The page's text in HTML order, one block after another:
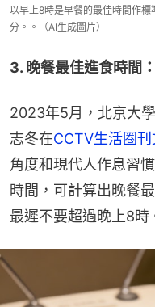
以早上8時是早餐的最佳時間作
分。。（AI生成圖片）
3. 晚餐最佳進食時間
2023年5月，北京大
志冬在CCTV生活圈刊
角度和現代人作息習
時間，可計算出晚餐
最遲不要超過晚上8時